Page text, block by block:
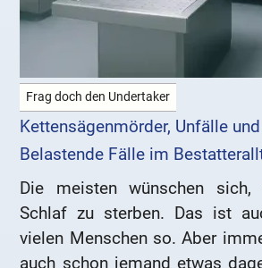
Frag doch den Undertaker
Kettensägenmörder, Unfälle
Belastende Fälle im
Die meisten wünschen
Schlaf zu sterben. Das ist
vielen Menschen so. Aber
auch schon jemand etwas